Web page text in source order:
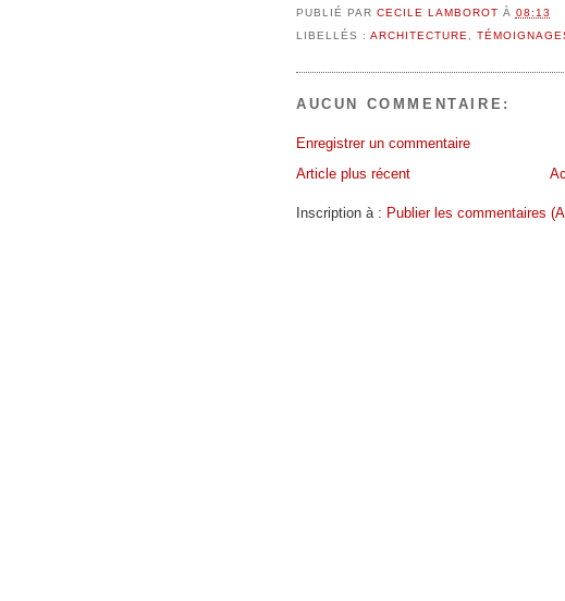
PUBLIÉ PAR CECILE LAMBOROT À 08:13
LIBELLÉS : ARCHITECTURE,
AUCUN COMMENTAIRE:
Enregistrer un commentaire
Article plus récent
Inscription à : Publier les commentaires